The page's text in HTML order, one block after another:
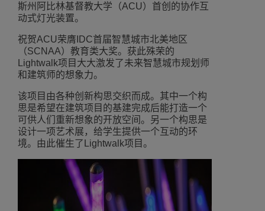
斯州阿比林基督教大学（ACU）首创的协作互
动式灯光装置。
祝贺ACU荣膺IDC首届智慧城市北美地区
（SCNAA）教育类大奖。获此殊荣的
Lightwalk项目大大激发了未来智慧城市规划师
和建筑师的想象力。
该项目由各种创新构思交织而成。其中一个构
思是希望在建筑项目的基建完成后能打造一个
可供人们重新想象的开放空间。另一个构思是
设计一项艺术展，给学生提供一个互动的环
境。由此催生了Lightwalk项目。